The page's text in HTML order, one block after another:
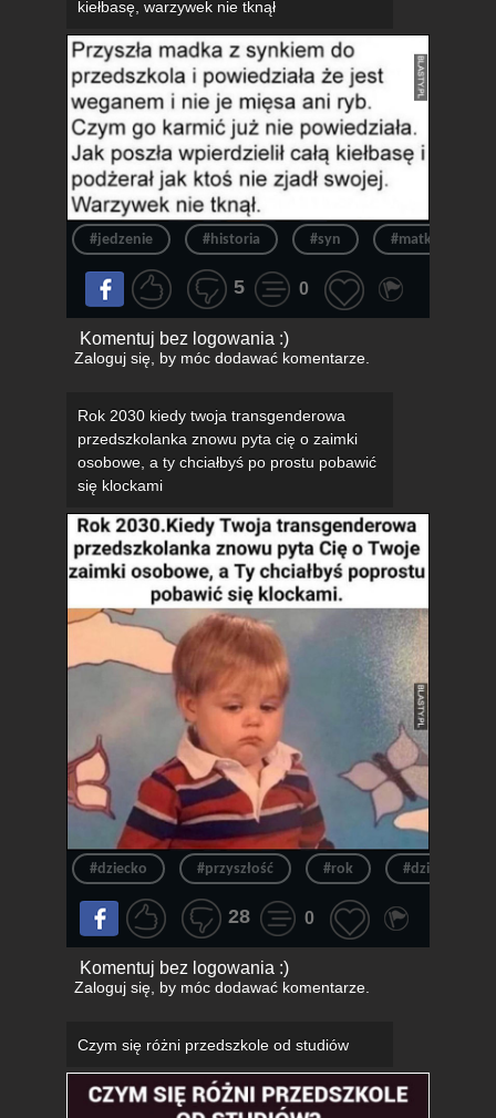
kiełbasę, warzywek nie tknął
#jedzenie #historia #syn #matka
5 0
Komentuj bez logowania :)
Zaloguj się, by móc dodawać komentarze.
Rok 2030 kiedy twoja transgenderowa
przedszkolanka znowu pyta cię o zaimki
osobowe, a ty chciałbyś po prostu pobawić
się klockami
#dziecko #przyszłość #rok #dzieciak
28 0
Komentuj bez logowania :)
Zaloguj się, by móc dodawać komentarze.
Czym się różni przedszkole od studiów